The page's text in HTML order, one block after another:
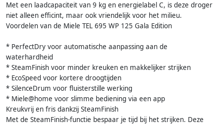
Met een laadcapaciteit van 9 kg en energielabel C, is deze droger
niet alleen efficint, maar ook vriendelijk voor het milieu.
Voordelen van de Miele TEL 695 WP 125 Gala Edition
* PerfectDry voor automatische aanpassing aan de
waterhardheid
* SteamFinish voor minder kreuken en makkelijker strijken
* EcoSpeed voor kortere droogtijden
* SilenceDrum voor fluisterstille werking
* Miele@home voor slimme bediening via een app
Kreukvrij en fris dankzij SteamFinish
Met de SteamFinish-functie bespaar je tijd bij het strijken. Deze